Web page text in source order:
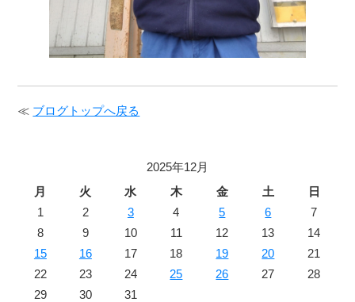
≪ ブログトップへ戻る
2025年12月
月
火 水 木 金 土
日
1
2 3 4 5 6
7
8
9 10 11 12 13
14
15
16 17 18 19 20
21
22
23 24 25 26 27
28
29
30
31